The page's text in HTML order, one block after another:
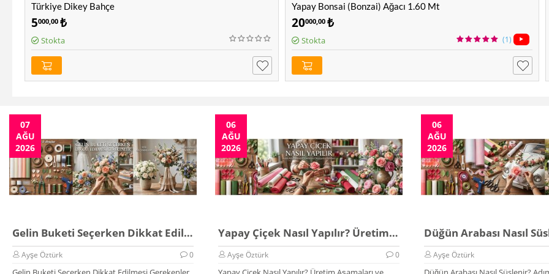
Türkiye Dikey Bahçe
5000,00 ₺
Stokta
Yapay Bonsai (Bonzai) Ağacı 1.60 Mt
20000,00 ₺
Stokta (1)
07
AĞU
2026
Gelin Buketi Seçerken Dikkat Edilmesi Gerekenler
Ayşe Öztürk 0
06
AĞU
2026
Yapay Çiçek Nasıl Yapılır? Üretim Rehberi 2026
Ayşe Öztürk 0
06
AĞU
2026
Ayşe Öztürk